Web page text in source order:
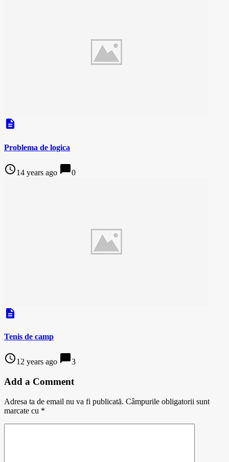
description
Problema de logica
access_time14 years ago chat_bubble0
description
Tenis de camp
access_time12 years ago chat_bubble3
Add a Comment
Adresa ta de email nu va fi publicată. Câmpurile obligatorii sunt
marcate cu *